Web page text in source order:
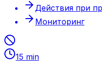
Действия при
Мониторинг
15 min